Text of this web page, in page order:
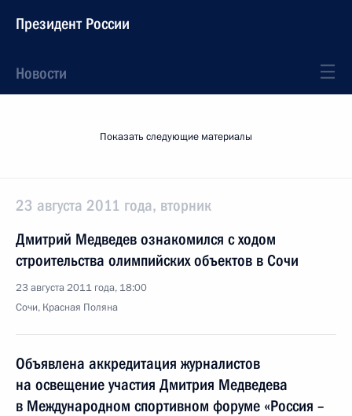
Президент России
Новости
Показать следующие материалы
23 августа 2011 года, вторник
Дмитрий Медведев ознакомился с ходом
строительства олимпийских объектов в Сочи
23 августа 2011 года, 18:00
Сочи, Красная Поляна
Объявлена аккредитация журналистов
на освещение участия Дмитрия Медведева
в Международном спортивном форуме «Россия –